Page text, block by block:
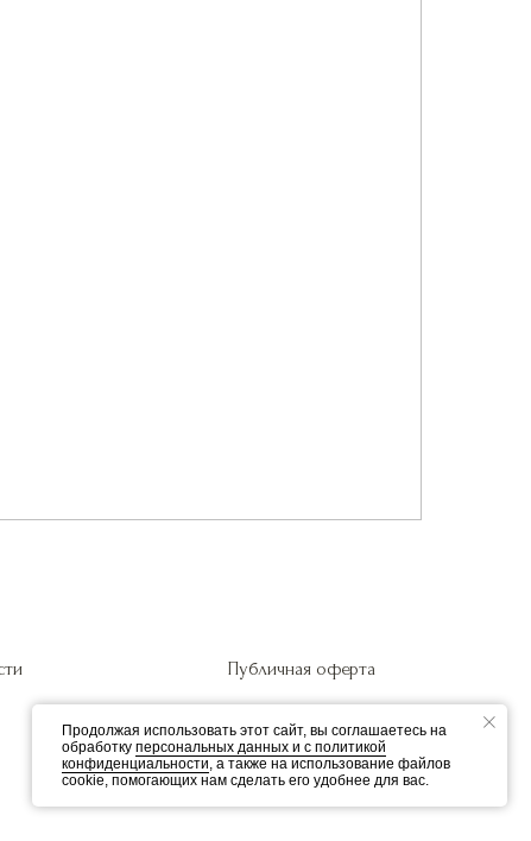
Публичная оферта
Продолжая использовать этот сайт, вы соглашаетесь на
обработку персональных данных и c политикой
конфиденциальности, а также на использование файлов
cookie, помогающих нам сделать его удобнее для вас.